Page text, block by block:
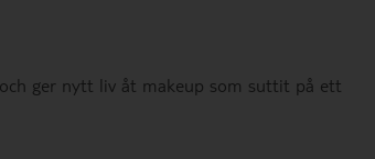
ger nytt liv åt makeup som suttit på ett